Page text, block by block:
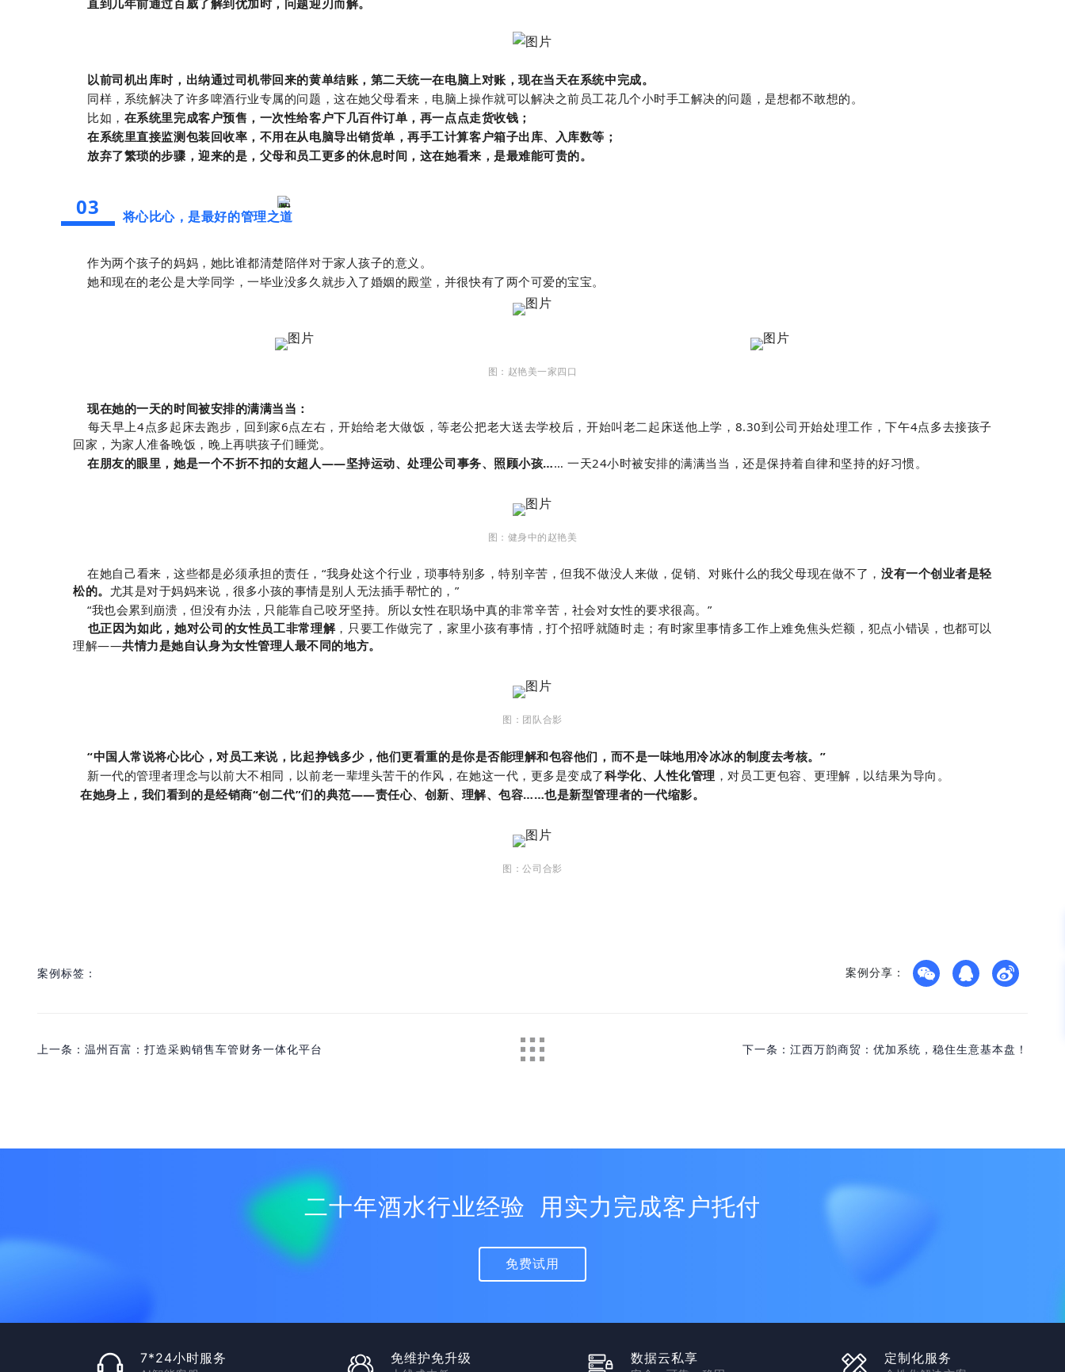
以前司机出库时，出纳通过司机带回来的黄单结账，第二天统一在电脑上对账，现在当天在系统中完成。
同样，系统解决了许多啤酒行业专属的问题，这在她父母看来，电脑上操作就可以解决之前员工花几个小时手工解决的问题，是想都不敢想的。
比如， 在系统里完成客户预售，一次性给客户下几百件订单，再一点点走货收钱；
在系统里直接监测包装回收率，不用在从电脑导出销货单，再手工计算客户箱子出库、入库数等；
放弃了繁琐的步骤，迎来的是，父母和员工更多的休息时间，这在她看来，是最难能可贵的。
03 将心比心，是最好的管理之道
作为两个孩子的妈妈，她比谁都清楚陪伴对于家人孩子的意义。
她和现在的老公是大学同学，一毕业没多久就步入了婚姻的殿堂，并很快有了两个可爱的宝宝。
图：赵艳美一家四口
现在她的一天的时间被安排的满满当当：
每天早上4点多起床去跑步，回到家6点左右，开始给老大做饭，等老公把老大送去学校后，开始叫老二起床送他上学，8.30到公司开始处理工作，下午4点多去接孩子
回家，为家人准备晚饭，晚上再哄孩子们睡觉。
在朋友的眼里，她是一个不折不扣的女超人——坚持运动、处理公司事务、照顾小孩…… 一天24小时被安排的满满当当，还是保持着自律和坚持的好习惯。
图：健身中的赵艳美
在她自己看来，这些都是必须承担的责任，“我身处这个行业，琐事特别多，特别辛苦，但我不做没人来做，促销、对账什么的我父母现在做不了， 没有一个创业者是轻
松的。 尤其是对于妈妈来说，很多小孩的事情是别人无法插手帮忙的，”
“我也会累到崩溃，但没有办法，只能靠自己咬牙坚持。所以女性在职场中真的非常辛苦，社会对女性的要求很高。”
也正因为如此，她对公司的女性员工非常理解，只要工作做完了，家里小孩有事情，打个招呼就随时走；有时家里事情多工作上难免焦头烂额，犯点小错误，也都可以
理解——共情力是她自认身为女性管理人最不同的地方。
图：团队合影
“中国人常说将心比心，对员工来说，比起挣钱多少，他们更看重的是你是否能理解和包容他们，而不是一味地用冷冰冰的制度去考核。”
新一代的管理者理念与以前大不相同，以前老一辈埋头苦干的作风，在她这一代，更多是变成了科学化、人性化管理 ，对员工更包容、更理解，以结果为导向。
在她身上，我们看到的是经销商“创二代”们的典范——责任心、创新、理解、包容……也是新型管理者的一代缩影。
图：公司合影
案例标签： 案例分享：
上一条：温州百富：打造采购销售车管财务一体化平台 下一条：江西万韵商贸：优加系统，稳住生意基本盘！
二十年酒水行业经验 用实力完成客户托付
免费试用
7*24小时服务 免维护免升级 数据云私享 定制化服务